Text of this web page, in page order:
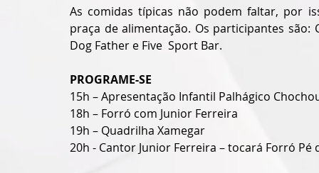
As comidas típicas não podem faltar, por
praça de alimentação. Os participantes são:
Dog Father e Five  Sport Bar.
PROGRAME-SE
15h – Apresentação Infantil Palhágico
18h – Forró com Junior Ferreira
19h – Quadrilha Xamegar
20h - Cantor Junior Ferreira – tocará Forró Pé